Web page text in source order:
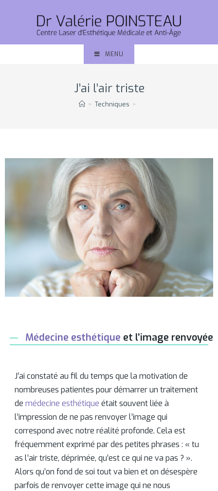
MENU
J’ai l’air triste
> Techniques >
Médecine esthétique et l’image renvoyée
J’ai constaté au fil du temps que la motivation de
nombreuses patientes pour démarrer un traitement
de médecine esthétique était souvent liée à
l’impression de ne pas renvoyer l’image qui
correspond avec notre réalité profonde. Cela est
fréquemment exprimé par des petites phrases : « tu
as l’air triste, déprimée, qu’est ce qui ne va pas ? ».
Alors qu’on fond de soi tout va bien et on désespère
parfois de renvoyer cette image qui ne nous